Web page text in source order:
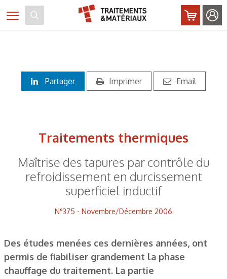
Toggle navigation
Partager Imprimer Email
Traitements thermiques
Maîtrise des tapures par contrôle du
refroidissement en durcissement
superficiel inductif
N°375 - Novembre/Décembre 2006
Des études menées ces dernières années, ont
permis de fiabiliser grandement la phase
chauffage du traitement. La partie
Panneau de gestion des cookies